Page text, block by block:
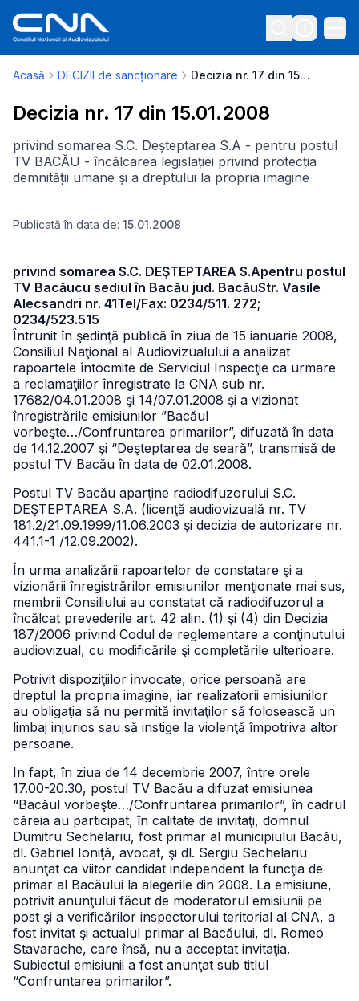
Acasă DECIZII de sancționare Decizia nr. 17 din 15.01.2008
Decizia nr. 17 din 15.01.2008
privind somarea S.C. Deșteptarea S.A - pentru postul
TV BACĂU - încălcarea legislației privind protecția
demnității umane și a dreptului la propria imagine
Publicată în data de: 15.01.2008
privind somarea S.C. DEŞTEPTAREA S.Apentru postul
TV Bacăucu sediul în Bacău jud. BacăuStr. Vasile
Alecsandri nr. 41Tel/Fax: 0234/511. 272;
0234/523.515
Întrunit în şedinţă publică în ziua de 15 ianuarie 2008,
Consiliul Naţional al Audiovizualului a analizat
rapoartele întocmite de Serviciul Inspecţie ca urmare
a reclamaţiilor înregistrate la CNA sub nr.
17682/04.01.2008 şi 14/07.01.2008 şi a vizionat
înregistrările emisiunilor ”Bacăul
vorbeşte…/Confruntarea primarilor”, difuzată în data
de 14.12.2007 şi “Deşteptarea de seară”, transmisă de
postul TV Bacău în data de 02.01.2008.
Postul TV Bacău aparţine radiodifuzorului S.C.
DEŞTEPTAREA S.A. (licenţă audiovizuală nr. TV
181.2/21.09.1999/11.06.2003 şi decizia de autorizare nr.
441.1-1 /12.09.2002).
În urma analizării rapoartelor de constatare şi a
vizionării înregistrărilor emisiunilor menţionate mai sus,
membrii Consiliului au constatat că radiodifuzorul a
încălcat prevederile art. 42 alin. (1) şi (4) din Decizia
187/2006 privind Codul de reglementare a conţinutului
audiovizual, cu modificările şi completările ulterioare.
Potrivit dispoziţiilor invocate, orice persoană are
dreptul la propria imagine, iar realizatorii emisiunilor
au obligaţia să nu permită invitaţilor să folosească un
limbaj injurios sau să instige la violenţă împotriva altor
persoane.
In fapt, în ziua de 14 decembrie 2007, între orele
17.00-20.30, postul TV Bacău a difuzat emisiunea
“Bacăul vorbeşte…/Confruntarea primarilor”, în cadrul
căreia au participat, în calitate de invitaţi, domnul
Dumitru Sechelariu, fost primar al municipiului Bacău,
dl. Gabriel Ioniţă, avocat, şi dl. Sergiu Sechelariu
anunţat ca viitor candidat independent la funcţia de
primar al Bacăului la alegerile din 2008. La emisiune,
potrivit anunţului făcut de moderatorul emisiunii pe
post şi a verificărilor inspectorului teritorial al CNA, a
fost invitat şi actualul primar al Bacăului, dl. Romeo
Stavarache, care însă, nu a acceptat invitaţia.
Subiectul emisiunii a fost anunţat sub titlul
“Confruntarea primarilor”.